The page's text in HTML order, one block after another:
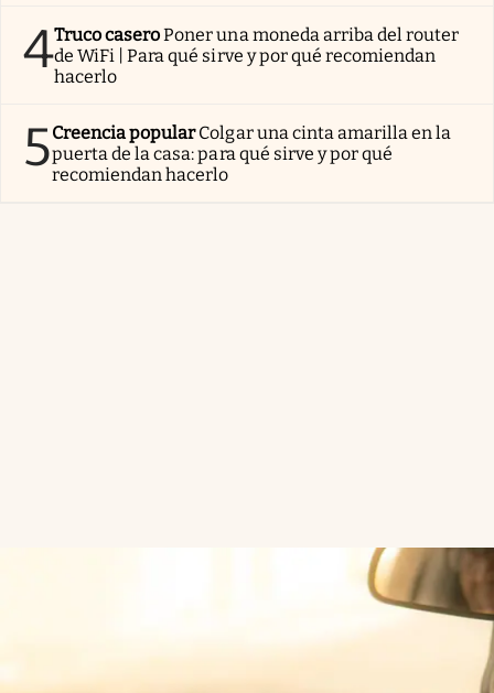
4Truco caseroPoner una moneda arriba del router
de WiFi | Para qué sirve y por qué recomiendan
hacerlo
5Creencia popularColgar una cinta amarilla en la
puerta de la casa: para qué sirve y por qué
recomiendan hacerlo